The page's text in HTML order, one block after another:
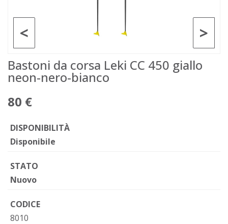
>
<
Bastoni da corsa Leki CC 450 giallo
neon-nero-bianco
80 €
DISPONIBILITÀ
Disponibile
STATO
Nuovo
CODICE
8010